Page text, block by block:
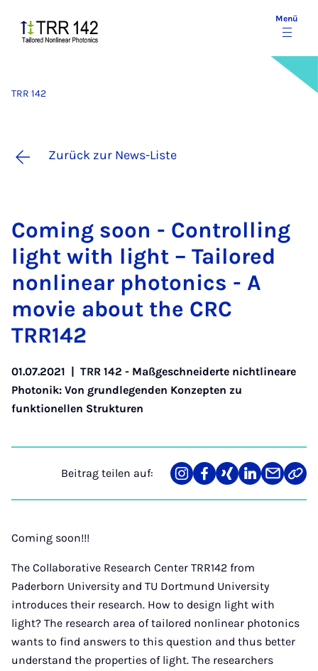
Menü
TRR 142
Zurück zur News-Liste
Co­ming soon - Con­trol­ling
light with light – Tai­lo­red
non­li­ne­ar pho­to­nics - A
mo­vie about the CRC
TRR142
01.07.2021 | TRR 142 - Maßgeschneiderte nichtlineare
Photonik: Von grundlegenden Konzepten zu
funktionellen Strukturen
Beitrag teilen auf:
Teilen
auf
Teilen
auf
Teilen
auf
Teilen
auf
Teilen
über
Link
Coming soon!!!
The Collaborative Research Center TRR142 from
Paderborn University and TU Dortmund University
introduces their research. How to design light with
light? The research area of tailored nonlinear photonics
wants to find answers to this question and thus better
understand the properties of light. The researchers